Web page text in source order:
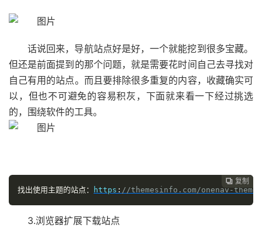
话说回来，导航站点好是好，一个就能挖到很多宝藏。
但还是前面提到的那个问题，就是需要花时间自己去寻找对
自己有用的站点。而且要排除很多重复的内容，收藏确实可
以，但也不可避免的容易积灰，下面就来看一下经过挑选
的，围绕软件的工具。
 复制
找出使用主题的站点：
https : //themesinfo.com/onenav-
3.浏览器扩展下载站点